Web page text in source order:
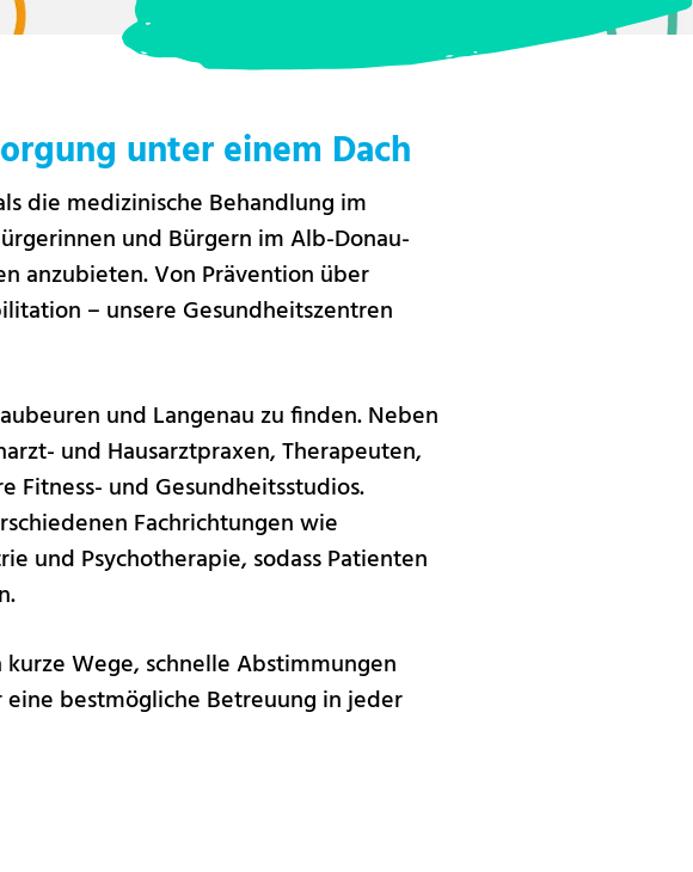
unter einem Dach
die medizinische Behandlung im
und Bürgern im Alb-Donau-
anzubieten. Von Prävention über
– unsere Gesundheitszentren
und Langenau zu finden. Neben
und Hausarztpraxen, Therapeuten,
Fitness- und Gesundheitsstudios.
Fachrichtungen wie
und Psychotherapie, sodass Patienten
Wege, schnelle Abstimmungen
bestmögliche Betreuung in jeder